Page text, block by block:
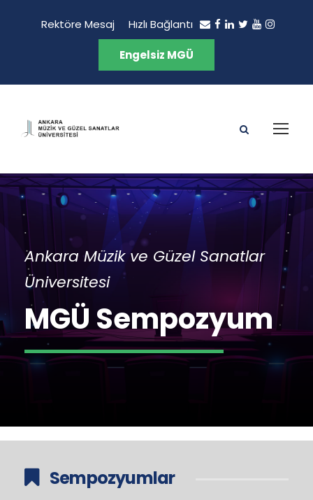
Rektöre Mesaj Hızlı Bağlantı
Engelsiz MGÜ
Ankara Müzik ve Güzel Sanatlar
Üniversitesi
MGÜ Sempozyum
Sempozyumlar